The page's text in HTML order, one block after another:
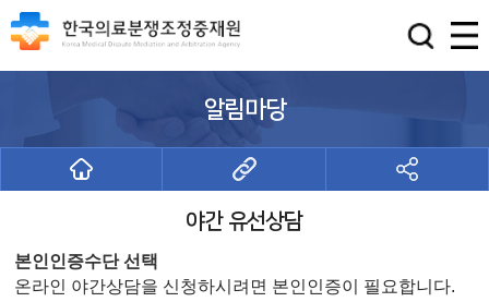
알림마당
야간 유선상담
본인인증수단 선택
온라인 야간상담을 신청하시려면 본인인증이 필요합니다.